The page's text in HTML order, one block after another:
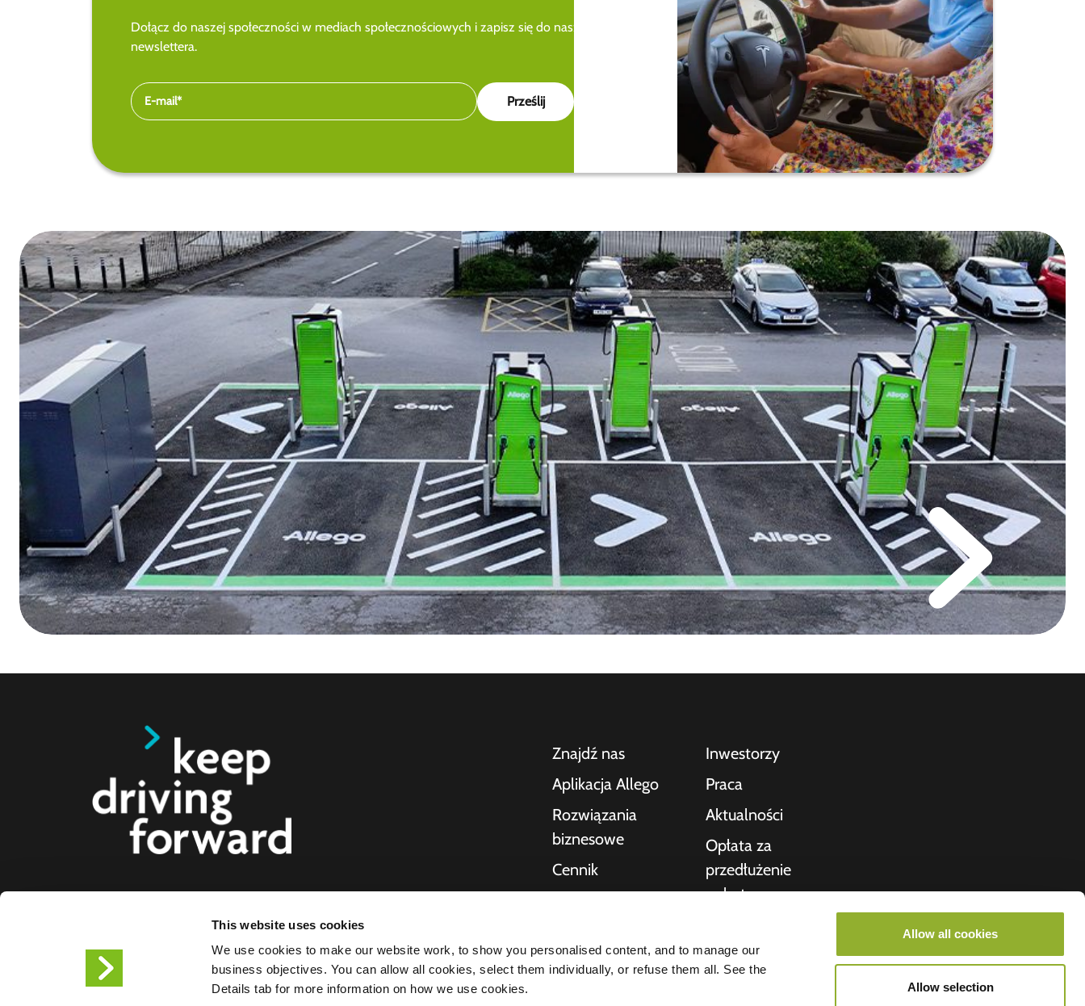
This website uses cookies
We use cookies to make our website work, to show you personalised content, and to manage our
business objectives. You can allow all cookies, select them individually, or refuse them all. See the
Details tab for more information on how we use cookies.
Allow all cookies
Allow selection
Dołącz do naszej społeczności w mediach społecznościowych i zapisz się do naszego
newslettera.
elektrycznych, motocykli, autobusów i ciężarówek dla konsumentów,
firm i miast. Nasze kompleksowe rozwiązania w zakresie ładowania
ułatwiają firmom i miastom dostarczanie infrastruktury potrzebnej
kierowcom pojazdów elektrycznych, a skalowalność naszych
Znajdź nas
Aplikacja Allego
Rozwiązania
biznesowe
Cennik
Dostawcy
Inwestorzy
Praca
Aktualności
Opłata za
przedłużenie
pobytu
O nas